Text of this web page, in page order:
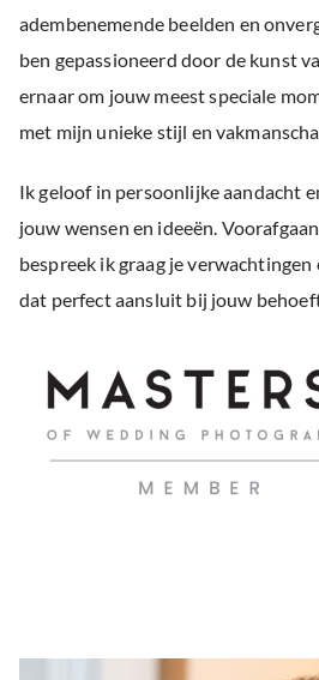
adembenemende beelden en
ben gepassioneerd door de kunst
ernaar om jouw meest speciale
met mijn unieke stijl en
Ik geloof in persoonlijke aandacht
jouw wensen en ideeën.
bespreek ik graag je verwachtingen
dat perfect aansluit bij jouw